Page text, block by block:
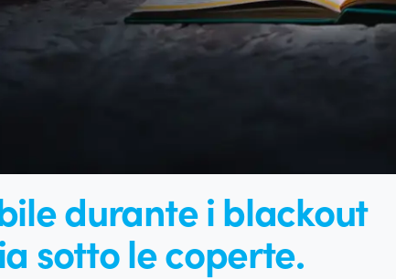
durante i blackout
sotto le coperte.